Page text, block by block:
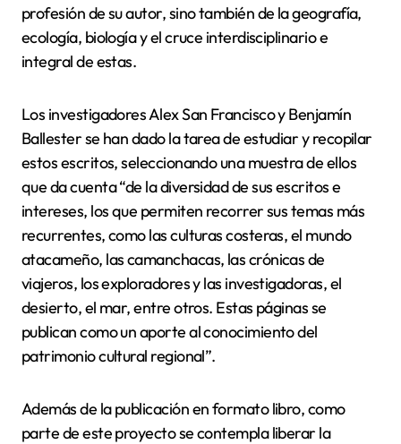
profesión de su autor, sino también de la geografía,
ecología, biología y el cruce interdisciplinario e
integral de estas.
Los investigadores Alex San Francisco y Benjamín
Ballester se han dado la tarea de estudiar y recopilar
estos escritos, seleccionando una muestra de ellos
que da cuenta “de la diversidad de sus escritos e
intereses, los que permiten recorrer sus temas más
recurrentes, como las culturas costeras, el mundo
atacameño, las camanchacas, las crónicas de
viajeros, los exploradores y las investigadoras, el
desierto, el mar, entre otros. Estas páginas se
publican como un aporte al conocimiento del
patrimonio cultural regional”.
Además de la publicación en formato libro, como
parte de este proyecto se contempla liberar la